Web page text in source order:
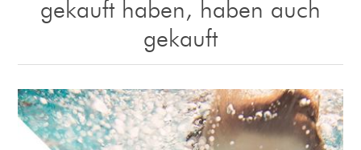
gekauft haben, haben auch
gekauft